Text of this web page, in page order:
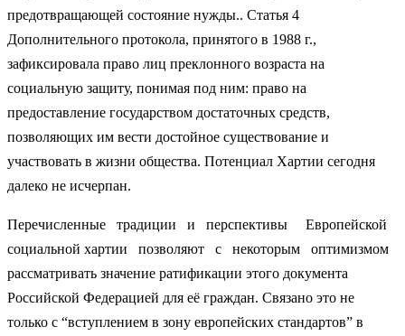
предотвращающей состояние нужды.. Статья 4
Дополнительного протокола, принятого в 1988 г.,
зафиксировала право лиц преклонного возраста на
социальную защиту, понимая под ним: право на
предоставление государством достаточных средств,
позволяющих им вести достойное существование и
участвовать в жизни общества. Потенциал Хартии сегодня
далеко не исчерпан.
Перечисленные традиции и перспективы Европейской
социальной хартии позволяют с некоторым оптимизмом
рассматривать значение ратификации этого документа
Российской Федерацией для её граждан. Связано это не
только с “вступлением в зону европейских стандартов” в